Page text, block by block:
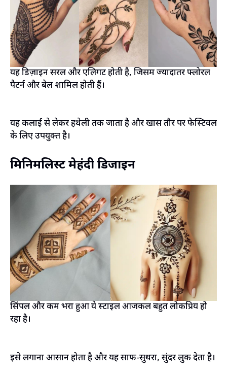
यह डिज़ाइन सरल और एलिगेंट होती है, जिसमें ज्यादातर फ्लोरल
पैटर्न और बेलें शामिल होती हैं।
यह कलाई से लेकर हथेली तक जाता है और खास तौर पर फेस्टिवल
के लिए उपयुक्त है।
मिनिमलिस्ट मेहंदी डिजाइन
सिंपल और कम भरा हुआ ये स्टाइल आजकल बहुत लोकप्रिय हो
रहा है।
इसे लगाना आसान होता है और यह साफ-सुथरा, सुंदर लुक देता है।